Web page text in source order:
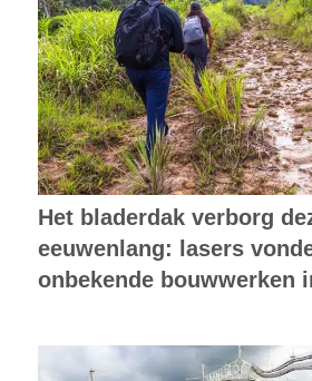
Het bladerdak verborg
eeuwenlang: lasers
onbekende bouwwerken